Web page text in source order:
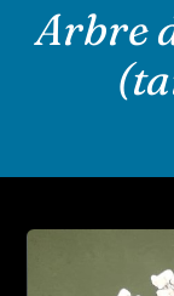
Bijoux pierres &
Arbre